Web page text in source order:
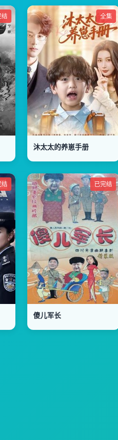
结 全集
沐太太的养崽手册
结 已完结
傻儿军长